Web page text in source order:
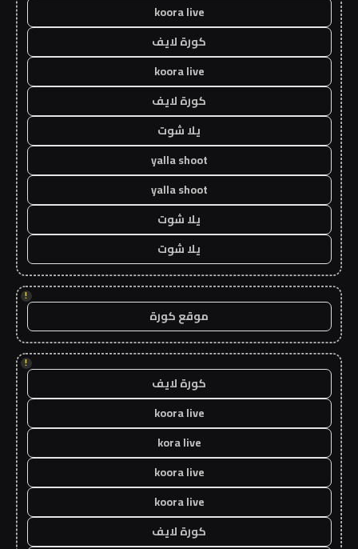
koora live
كورة لايف
koora live
كورة لايف
يلا شوت
yalla shoot
yalla shoot
يلا شوت
يلا شوت
!
موقع كورة
!
كورة لايف
koora live
kora live
koora live
koora live
كورة لايف